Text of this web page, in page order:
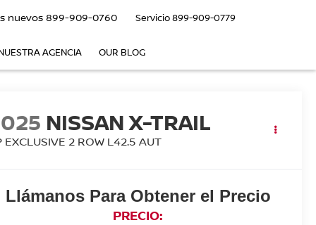
nuevos 899-909-0760 Servicio899-909-0779
AGENCIA OUR BLOG
NISSAN X-TRAIL
EXCLUSIVE 2 ROW L42.5 AUT
Llámanos Para Obtener el Precio
PRECIO: